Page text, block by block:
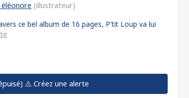
(illustrateur)
ce bel album de 16 pages, P'tit Loup va lui
⚠️ Créez une alerte